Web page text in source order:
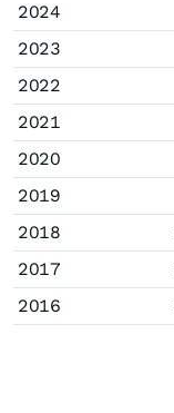
2024
2023
2022
2021
2020
2019
2018
2017
2016